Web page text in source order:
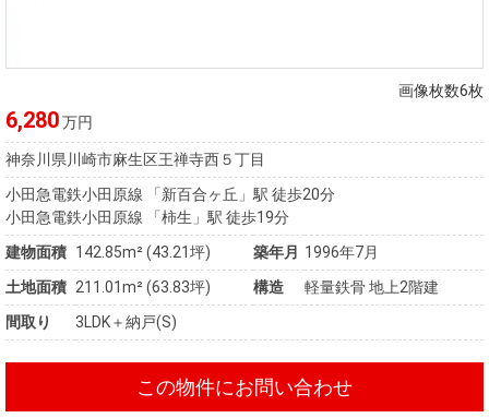
税金の本
（電子ブ
ック）
画像枚数6枚
6,280万円
神奈川県川崎市麻生区王禅寺西５丁目
小田急電鉄小田原線 「新百合ヶ丘」駅 徒歩20分
小田急電鉄小田原線 「柿生」駅 徒歩19分
建物面積 142.85m² (43.21坪) 築年月
1996年7月
土地面積 211.01m² (63.83坪) 構造
軽量鉄骨 地上2階建
間取り
3LDK＋納戸(S)
この物件にお問い合わせ